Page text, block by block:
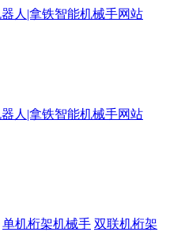
单机桁架机械手 双联机桁架